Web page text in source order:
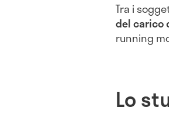
Tra i
del carico
running
Lo